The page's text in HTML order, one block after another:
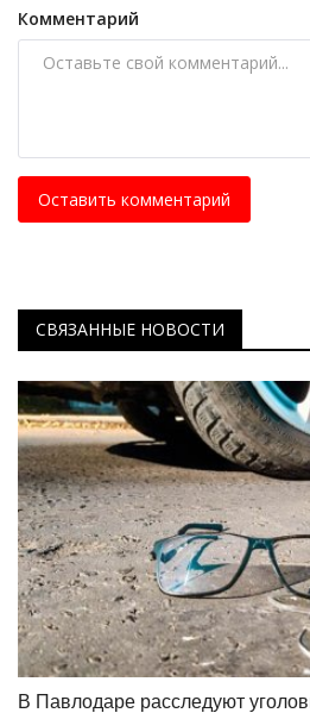
Комментарий
Оставить комментарий
СВЯЗАННЫЕ НОВОСТИ
В Павлодаре расследуют